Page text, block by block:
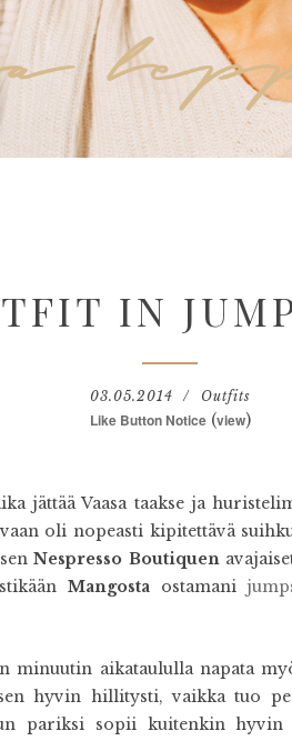
IN
03.05.2014 Outfits
Like Button Notice(view)
jättää Vaasa taakse ja
oli nopeasti kipitettävä
Nespresso Boutiquen
Mangostaostamani
minuutin aikataululla napata
hyvin hillitysti, vaikka tuo
pariksi sopii kuitenkin